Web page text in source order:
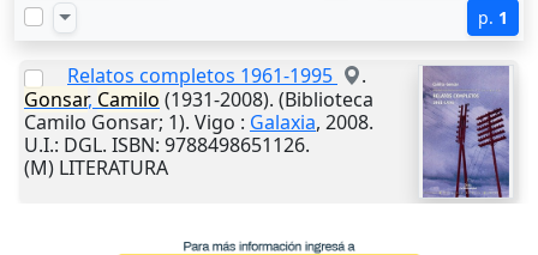
p. 1
Relatos completos 1961-1995
.
Gonsar, Camilo (1931-2008). (Biblioteca
Camilo Gonsar; 1). Vigo : Galaxia, 2008.
U.I.: DGL. ISBN: 9788498651126.
(M) LITERATURA